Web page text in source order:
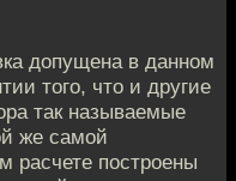
допущена в данном
того, что и другие
так называемые
же самой
расчете построены